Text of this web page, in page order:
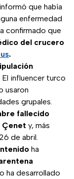
que había
enfermedad
confirmado que
del crucero
.
El influencer turco
usaron
grupales.
fallecido
Çenet y, más
de abril.
ha
ha desarrollado